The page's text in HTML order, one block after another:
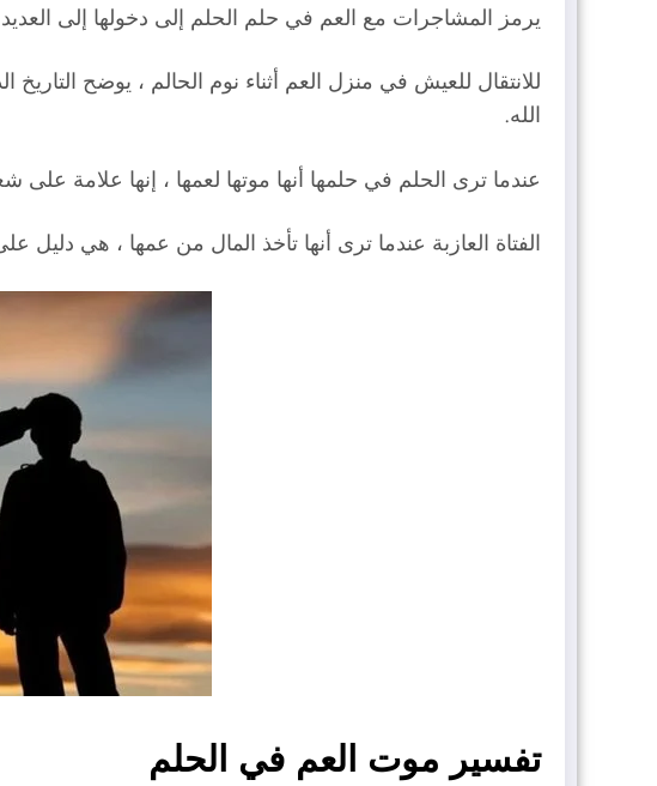
يرمز المشاجرات مع العم في حلم الحلم إلى دخولها إلى
للانتقال للعيش في منزل العم أثناء نوم الحالم ، يوضح
الله.
عندما ترى الحلم في حلمها أنها موتها لعمها ، إنها علامة
الفتاة العازبة عندما ترى أنها تأخذ المال من عمها ، هي دليل
تفسير موت العم في الحلم